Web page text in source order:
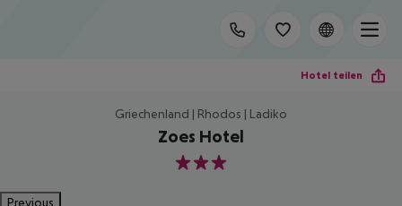
Hotel teilen
Griechenland | Rhodos | Ladiko
Zoes Hotel
3
Previous